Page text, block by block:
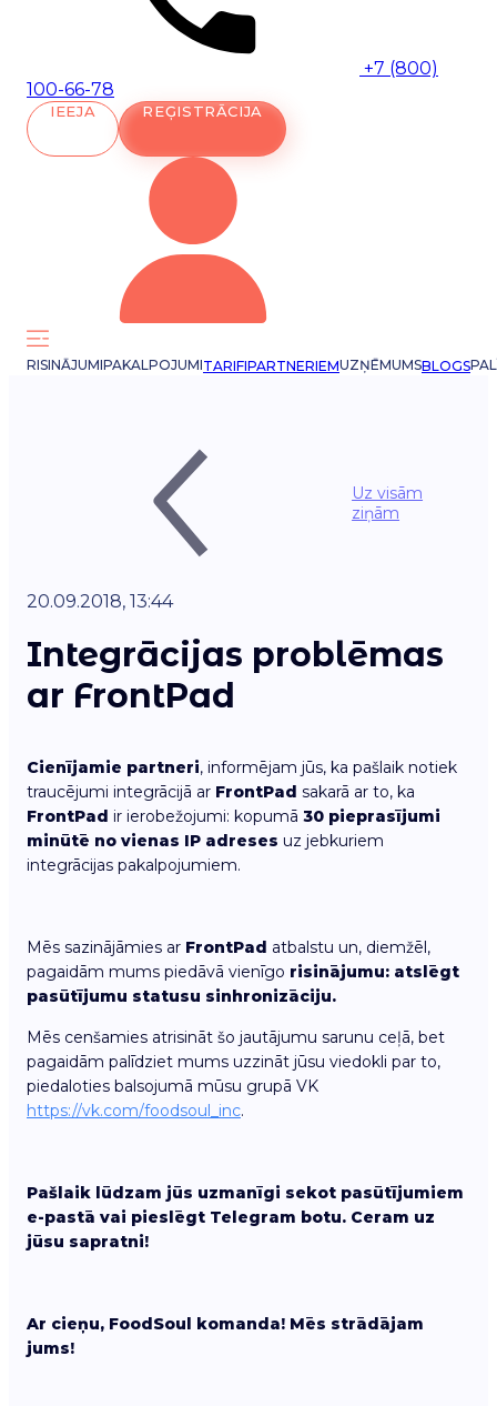
+7 (800)
100-66-78
IEEJA REĢISTRĀCIJA
RISINĀJUMIPAKALPOJUMITARIFIPARTNERIEMUZŅĒMUMSBLOGS
Uz visām
ziņām
20.09.2018, 13:44
Integrācijas problēmas
ar FrontPad
Cienījamie partneri, informējam jūs, ka pašlaik notiek
traucējumi integrācijā ar FrontPad sakarā ar to, ka
FrontPad ir ierobežojumi: kopumā 30 pieprasījumi
minūtē no vienas IP adreses uz jebkuriem
integrācijas pakalpojumiem.
Mēs sazinājāmies ar FrontPad atbalstu un, diemžēl,
pagaidām mums piedāvā vienīgo risinājumu: atslēgt
pasūtījumu statusu sinhronizāciju.
Mēs cenšamies atrisināt šo jautājumu sarunu ceļā, bet
pagaidām palīdziet mums uzzināt jūsu viedokli par to,
piedaloties balsojumā mūsu grupā VK
https://vk.com/foodsoul_inc.
Pašlaik lūdzam jūs uzmanīgi sekot pasūtījumiem
e-pastā vai pieslēgt Telegram botu. Ceram uz
jūsu sapratni!
Ar cieņu, FoodSoul komanda! Mēs strādājam
jums!